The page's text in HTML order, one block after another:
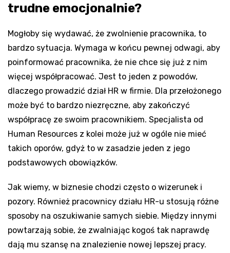
trudne emocjonalnie?
Mogłoby się wydawać, że zwolnienie pracownika, to
bardzo sytuacja. Wymaga w końcu pewnej odwagi, aby
poinformować pracownika, że nie chce się już z nim
więcej współpracować. Jest to jeden z powodów,
dlaczego prowadzić dział HR w firmie. Dla przełożonego
może być to bardzo niezręczne, aby zakończyć
współpracę ze swoim pracownikiem. Specjalista od
Human Resources z kolei może już w ogóle nie mieć
takich oporów, gdyż to w zasadzie jeden z jego
podstawowych obowiązków.
Jak wiemy, w biznesie chodzi często o wizerunek i
pozory. Również pracownicy działu HR-u stosują różne
sposoby na oszukiwanie samych siebie. Między innymi
powtarzają sobie, że zwalniając kogoś tak naprawdę
dają mu szansę na znalezienie nowej lepszej pracy.